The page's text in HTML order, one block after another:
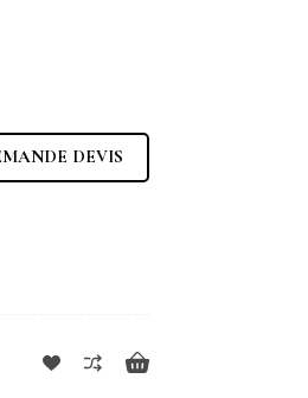
DEVIS
Panier